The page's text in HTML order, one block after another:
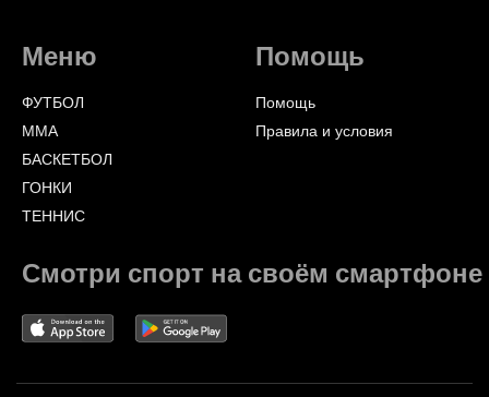
Меню
ФУТБОЛ
ММА
БАСКЕТБОЛ
ГОНКИ
ТЕННИС
Помощь
Помощь
Правила и условия
Смотри спорт на своём смартфоне